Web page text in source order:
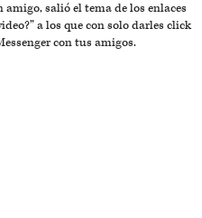
salió el tema de los enlaces
a los que con solo darles click
con tus amigos.